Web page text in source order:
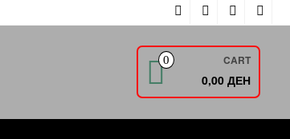
0 CART
0,00 ДЕН